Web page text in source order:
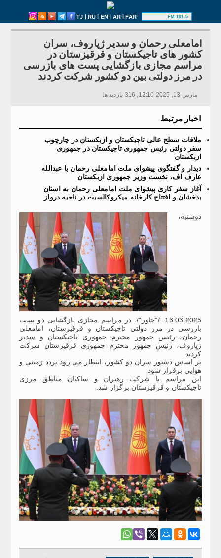
TJ | RU | EN | AR|FAR 101.5 FM
امامعلی رحمان و سدیر ژپاروف، سران
کشور های تاجیکستان و قرقیزستان در
مراسم مجازی بازگشایی پست های بازرسی
در مرز دولتی بین دو کشور شرکت کردند
مارس 13, 2025 12:10, 316 بازدید ها
اخبار مرتبط
ملاقات سطح عالی تاجیکستان و ازبکستان در چارچوب
سفر دولتی رئیس جمهوری تاجیکستان در جمهوری
ازبکستان
دیدار و گفتگوی پیشوای ملت امامعلی رحمان با عبدالله‌
عارف اف، نخست وزیر جمهوری ازبکستان
آغاز سفر کاری پیشوای ملت امامعلی رحمان به استان
بدخشان و افتتاح کارخانه میکروکالسیت در ناحیه درواز
دوشنبه،
13.03.2025. /”خاور”/. در مراسم مجازی بازگشایی دو پست
بازرسی در مرز دولتی تاجیکستان و قرقیزستان، امامعلی
رحمان، رئیس جمهور محترم جمهوری تاجیکستان و سدیر
ژپاروف، رئیس جمهور محترم جمهوری قرقیزستان شرکت
کردند.
بر اساس دستور سران دو کشور، انتظار می رود تردد زمینی و
هوایی برقرار شود.
این مراسم با شرکت رهبران و ساکنان مناطق مرزی
تاجیکستان و قرقیزستان برگزار شد.